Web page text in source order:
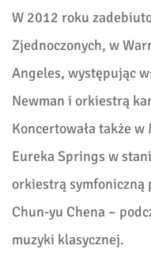
W 2012 roku
Zjednoczonych, w
Angeles, występując
Newman i orkiestrą
Koncertowała także
Eureka Springs w
orkiestrą symfoniczną
Chun-yu Chena –
muzyki klasycznej.